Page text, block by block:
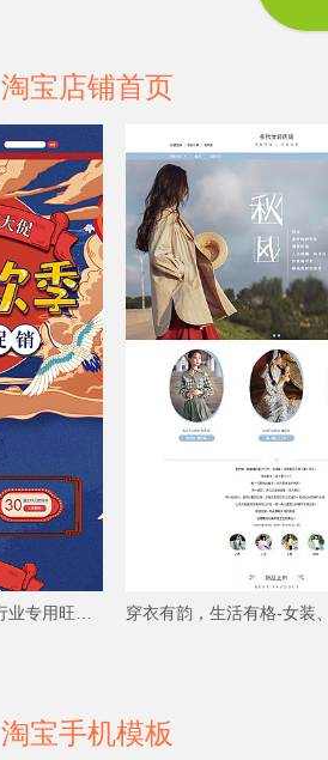
淘宝店铺首页
淘宝手机模板